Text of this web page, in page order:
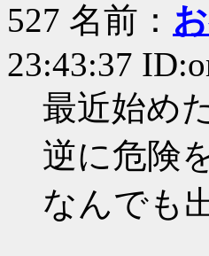
527 名前：
23:43:37
最近始め
逆に危険
なんでも